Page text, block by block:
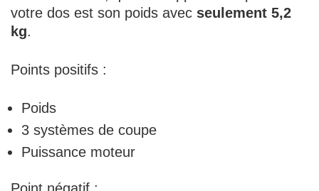
votre dos est son poids avec seulement 5,2
kg.
Points positifs :
Poids
3 systèmes de coupe
Puissance moteur
Point négatif :